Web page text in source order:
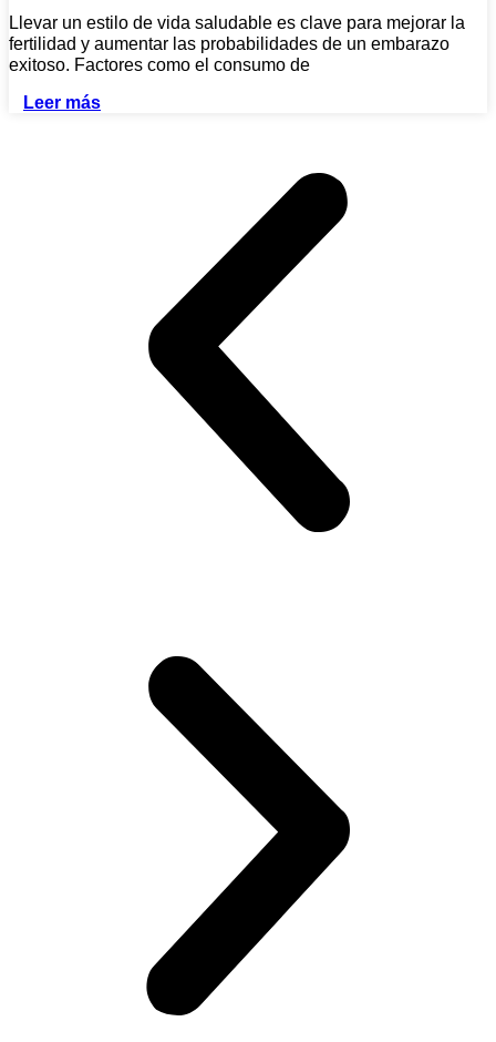
Llevar un estilo de vida saludable es clave para mejorar la
fertilidad y aumentar las probabilidades de un embarazo
exitoso. Factores como el consumo de
Leer más